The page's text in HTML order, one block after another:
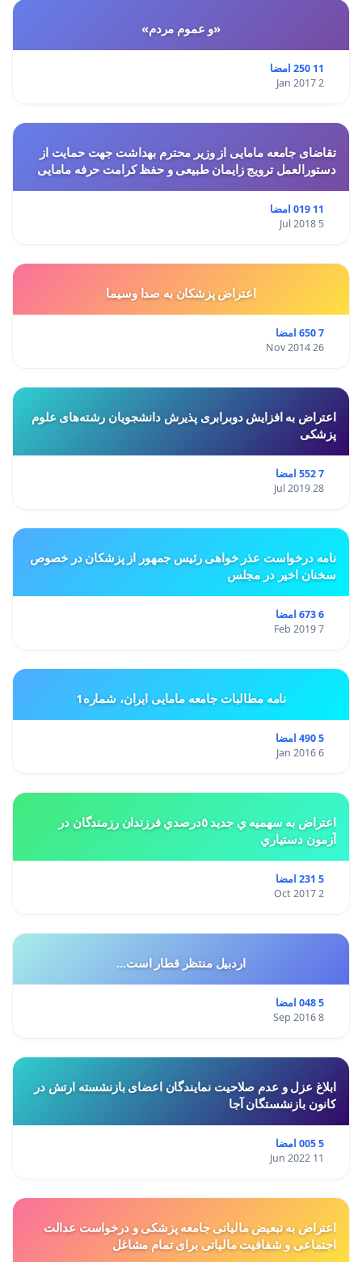
«و عموم مردم»
11 250 امضا
2 Jan 2017
تقاضای جامعه مامایی از وزیر محترم بهداشت جهت حمایت از
دستورالعمل ترویج زایمان طبیعی و حفظ کرامت حرفه مامایی
11 019 امضا
5 Jul 2018
اعتراض پزشكان به صدا وسيما
7 650 امضا
26 Nov 2014
اعتراض به افزایش دوبرابری پذیرش دانشجویان رشته‌های علوم
پزشکی
7 552 امضا
28 Jul 2019
نامه درخواست عذر خواهی رئیس جمهور از پزشکان در خصوص
سخنان اخیر در مجلس
6 673 امضا
7 Feb 2019
نامه مطالبات جامعه مامایی ایران، شماره1
5 490 امضا
6 Jan 2016
اعتراض به سهميه ي جديد ٥درصدي فرزندان رزمندگان در
آزمون دستياري
5 231 امضا
2 Oct 2017
اردبیل منتظر قطار است...
5 048 امضا
8 Sep 2016
ابلاغ عزل و عدم صلاحیت نمایندگان اعضای بازنشسته ارتش در
کانون بازنشستگان آجا
5 005 امضا
11 Jun 2022
اعتراض به تبعیض مالیاتی جامعه پزشکی و درخواست عدالت
اجتماعی و شفافیت مالیاتی برای تمام مشاغل